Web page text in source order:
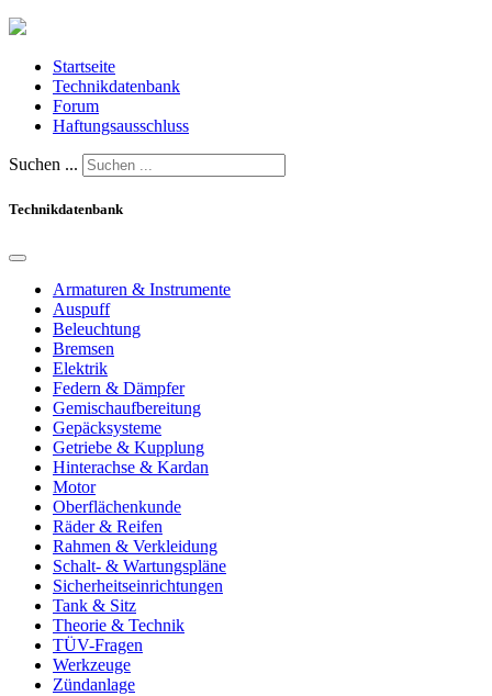
Startseite
Technikdatenbank
Forum
Haftungsausschluss
Suchen ...
Technikdatenbank
Armaturen & Instrumente
Auspuff
Beleuchtung
Bremsen
Elektrik
Federn & Dämpfer
Gemischaufbereitung
Gepäcksysteme
Getriebe & Kupplung
Hinterachse & Kardan
Motor
Oberflächenkunde
Räder & Reifen
Rahmen & Verkleidung
Schalt- & Wartungspläne
Sicherheitseinrichtungen
Tank & Sitz
Theorie & Technik
TÜV-Fragen
Werkzeuge
Zündanlage